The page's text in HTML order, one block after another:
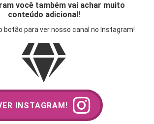
você também vai achar muito
conteúdo adicional!
botão para ver nosso canal no Instagram!
INSTAGRAM!